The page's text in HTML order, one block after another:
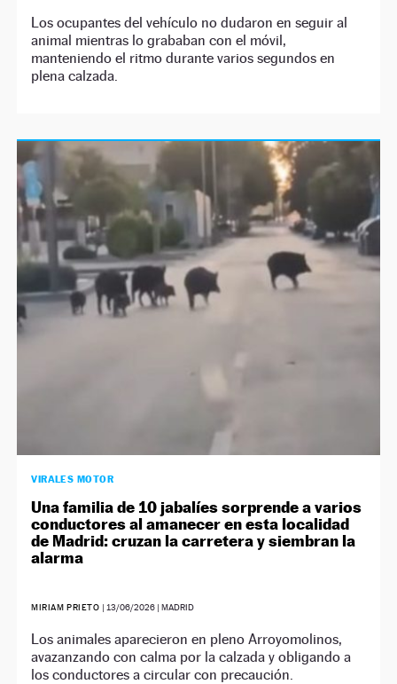
Los ocupantes del vehículo no dudaron en seguir al
animal mientras lo grababan con el móvil,
manteniendo el ritmo durante varios segundos en
plena calzada.
VIRALES MOTOR
Una familia de 10 jabalíes sorprende a varios
conductores al amanecer en esta localidad
de Madrid: cruzan la carretera y siembran la
alarma
MIRIAM PRIETO | 13/06/2026| MADRID
Los animales aparecieron en pleno Arroyomolinos,
avazanzando con calma por la calzada y obligando a
los conductores a circular con precaución.